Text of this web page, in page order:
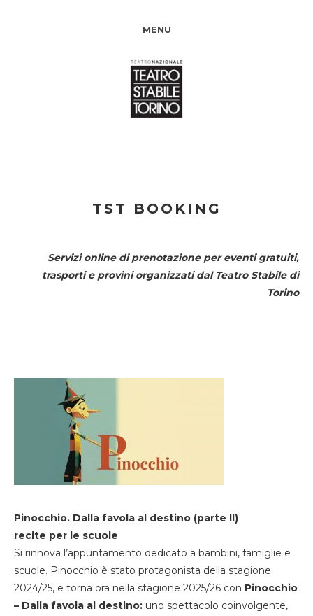
MENU
TST BOOKING
Servizi online di prenotazione per eventi gratuiti,
trasporti e provini organizzati dal Teatro Stabile di
Torino
Pinocchio. Dalla favola al destino (parte II)
recite per le scuole
Si rinnova l’appuntamento dedicato a bambini, famiglie e
scuole. Pinocchio è stato protagonista della stagione
2024/25, e torna ora nella stagione 2025/26 con Pinocchio
– Dalla favola al destino: uno spettacolo coinvolgente,